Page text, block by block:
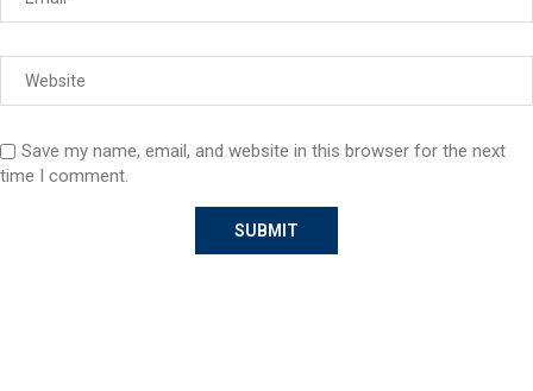
Save my name, email, and website in this browser for the next
time I comment.